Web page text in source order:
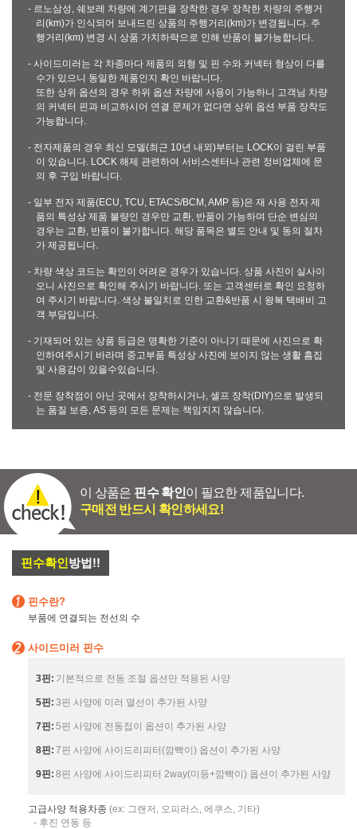
- 르노삼성, 쉐보레 차량에 계기판을 장착한 경우 장착한 차량의 주행거
리(km)가 인식되어 보내드린 상품의 주행거리(km)가 변경됩니다. 주
행거리(km) 변경 시 상품 가치하락으로 인해 반품이 불가능합니다.
- 사이드미러는 각 차종마다 제품의 외형 및 핀 수와 커넥터 형상이 다를
수가 있으니 동일한 제품인지 확인 바랍니다.
또한 상위 옵션의 경우 하위 옵션 차량에 사용이 가능하니 고객님 차량
의 커넥터 핀과 비교하시어 연결 문제가 없다면 상위 옵션 부품 장착도
가능합니다.
- 전자제품의 경우 최신 모델(최근 10년 내외)부터는 LOCK이 걸린 부품
이 있습니다. LOCK 해제 관련하여 서비스센터나 관련 정비업체에 문
의 후 구입 바랍니다.
- 일부 전자 제품(ECU, TCU, ETACS/BCM, AMP 등)은 재 사용 전자 제
품의 특성상 제품 불량인 경우만 교환, 반품이 가능하며 단순 변심의
경우는 교환, 반품이 불가합니다. 해당 품목은 별도 안내 및 동의 절차
가 제공됩니다.
- 차량 색상 코드는 확인이 어려운 경우가 있습니다. 상품 사진이 실사이
오니 사진으로 확인해 주시기 바랍니다. 또는 고객센터로 확인 요청하
여 주시기 바랍니다. 색상 불일치로 인한 교환&반품 시 왕복 택배비 고
객 부담입니다.
- 기재되어 있는 상품 등급은 명확한 기준이 아니기 때문에 사진으로 확
인하여주시기 바라며 중고부품 특성상 사진에 보이지 않는 생활 흠집
및 사용감이 있을수있습니다.
- 전문 장착점이 아닌 곳에서 장착하시거나, 셀프 장착(DIY)으로 발생되
는 품질 보증, AS 등의 모든 문제는 책임지지 않습니다.
이 상품은 핀수 확인이 필요한 제품입니다.
구매전 반드시 확인하세요!
핀수확인방법!!
핀수란?
부품에 연결되는 전선의 수
사이드미러 핀수
3핀: 기본적으로 전동 조절 옵션만 적용된 사양
5핀: 3핀 사양에 미러 열선이 추가된 사양
7핀: 5핀 사양에 전동접이 옵션이 추가된 사양
8핀: 7핀 사양에 사이드리피터(깜빡이) 옵션이 추가된 사양
9핀: 8핀 사양에 사이드리피터 2way(미등+깜빡이) 옵션이 추가된 사양
고급사양 적용차종 (ex: 그랜저, 오피러스, 에쿠스, 기타)
- 후진 연동 등